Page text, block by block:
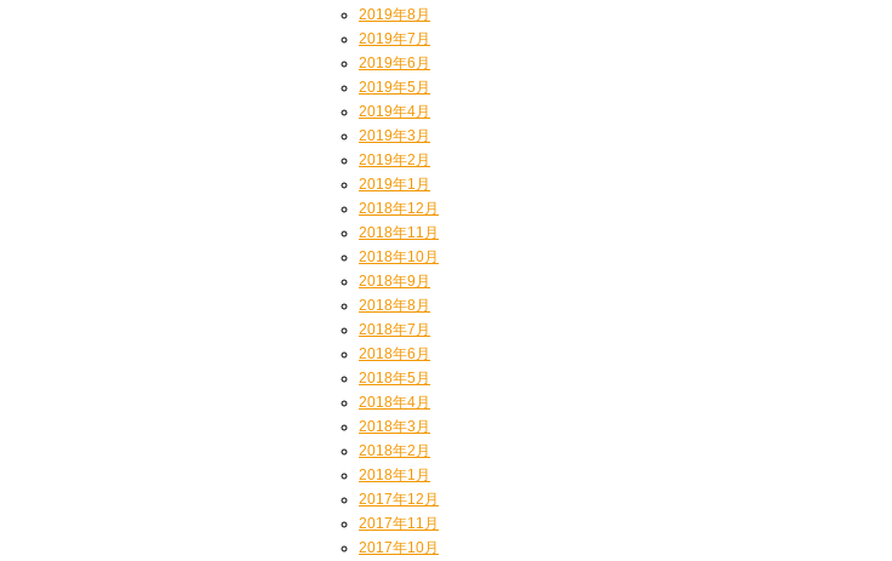
2019年8月
2019年7月
2019年6月
2019年5月
2019年4月
2019年3月
2019年2月
2019年1月
2018年12月
2018年11月
2018年10月
2018年9月
2018年8月
2018年7月
2018年6月
2018年5月
2018年4月
2018年3月
2018年2月
2018年1月
2017年12月
2017年11月
2017年10月